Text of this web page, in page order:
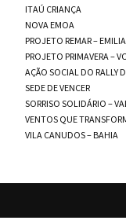
ITAÚ CRIANÇA
NOVA EMOA
PROJETO REMAR –
PROJETO PRIMAVERA –
AÇÃO SOCIAL DO RALLY
SEDE DE VENCER
SORRISO SOLIDÁRIO –
VENTOS QUE
VILA CANUDOS – BAHIA